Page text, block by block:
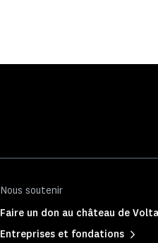
Nous soutenir
Faire un don au château de
Entreprises et fondations